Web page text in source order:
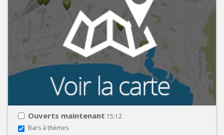
Ouverts maintenant 15:12
Bars à thèmes